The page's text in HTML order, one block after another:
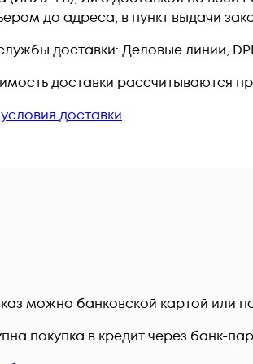
до адреса, в пункт выдачи
доставки: Деловые линии,
доставки рассчитываются
доставки
можно банковской картой или
покупка в кредит через банк-